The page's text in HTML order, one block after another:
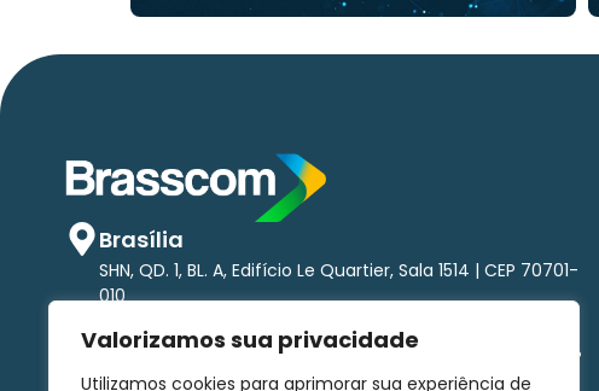
Valorizamos sua privacidade
Utilizamos cookies para aprimorar sua experiência de
Brasília
SHN, QD. 1, BL. A, Edifício Le Quartier, Sala 1514 | CEP 70701-
010
São Paulo
Av. Brigadeiro Faria Lima, 1.485 - Pinheiros Torre norte - 2°
andar | CEP 01452-002